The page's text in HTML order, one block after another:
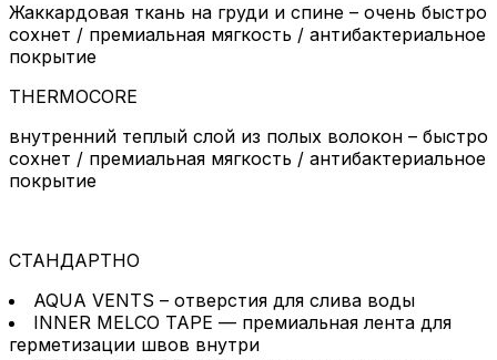
Жаккардовая ткань на груди и спине – очень быстро
сохнет / премиальная мягкость / антибактериальное
покрытие
THERMOCORE
внутренний теплый слой из полых волокон – быстро
сохнет / премиальная мягкость / антибактериальное
покрытие
СТАНДАРТНО
AQUA VENTS – отверстия для слива воды
INNER MELCO TAPE — премиальная лента для
герметизации швов внутри